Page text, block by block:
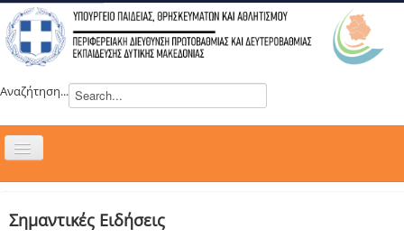
Αναζήτηση...
Εναλλαγή
ΝΕΑ
Σημαντικές Ειδήσεις